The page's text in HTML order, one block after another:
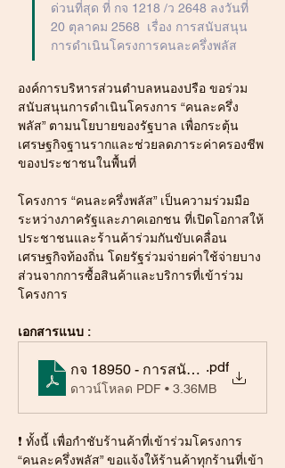
ด่วนที่สุด ที่ กจ 1218 /ว 2648 ลงวันที่
20 ตุลาคม 2568  เรื่อง การสนับสนุน
การดำเนินโครงการคนละครึ่งพลัส
องค์การบริหารส่วนตำบลหนองปรือ ขอร่วม
สนับสนุนการดำเนินโครงการ “คนละครึ่ง
พลัส” ตามนโยบายของรัฐบาล เพื่อกระตุ้น
เศรษฐกิจฐานรากและช่วยลดภาระค่าครองชีพ
ของประชาชนในพื้นที่
โครงการ “คนละครึ่งพลัส” เป็นความร่วมมือ
ระหว่างภาครัฐและภาคเอกชน ที่เปิดโอกาสให้
ประชาชนและร้านค้าร่วมกันขับเคลื่อน
เศรษฐกิจท้องถิ่น โดยรัฐร่วมจ่ายค่าใช้จ่ายบาง
ส่วนจากการซื้อสินค้าและบริการที่เข้าร่วม
โครงการ
เอกสารแนบ :
กจ 18950 - การสนับสนุนการดำเ
.pdf
ดาวน์โหลด PDF • 3.36MB
❗ ทั้งนี้ เพื่อกำชับร้านค้าที่เข้าร่วมโครงการ
“คนละครึ่งพลัส” ขอแจ้งให้ร้านค้าทุกร้านที่เข้า